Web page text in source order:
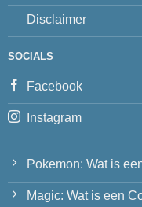
Disclaimer
SOCIALS
Facebook
Instagram
Pokemon: Wat is
Magic: Wat is een